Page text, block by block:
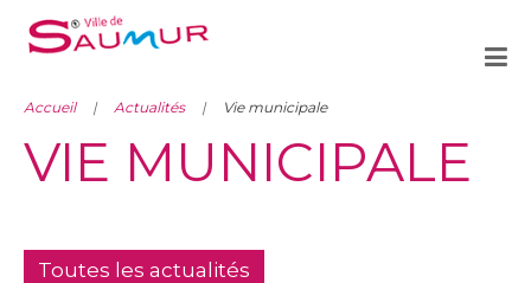
Accueil Actualités Vie municipale
VIE MUNICIPALE
Toutes les actualités